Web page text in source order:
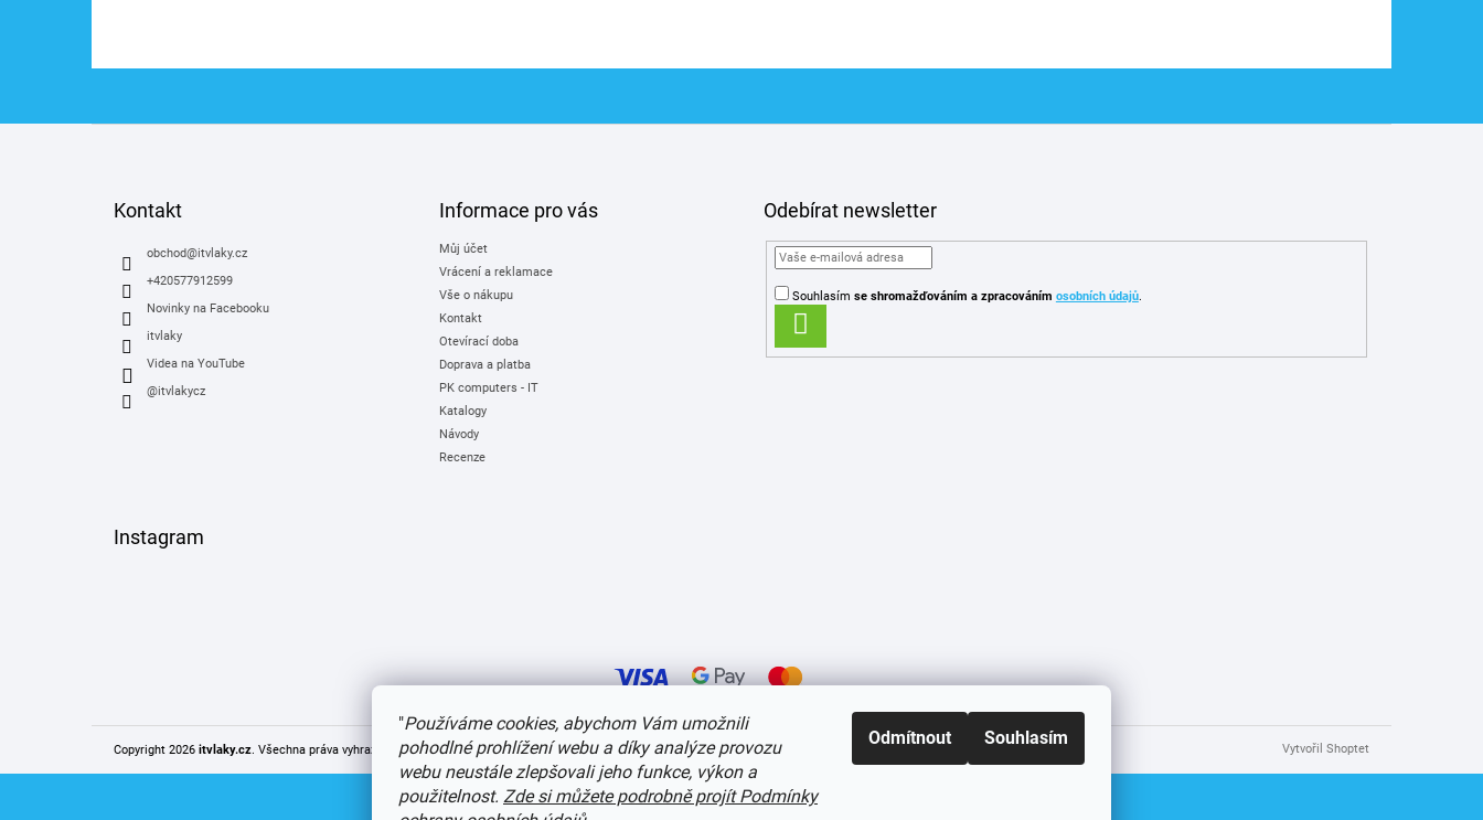
"Používáme cookies, abychom Vám umožnili
pohodlné prohlížení webu a díky analýze provozu
webu neustále zlepšovali jeho funkce, výkon a
použitelnost. Zde si můžete podrobně projít Podmínky
Odmítnout Souhlasím
Kontakt
obchod@itvlaky.cz
+420577912599
Novinky na Facebooku
itvlaky
Videa na YouTube
@itvlakycz
Informace pro vás
Můj účet
Vrácení a reklamace
Vše o nákupu
Kontakt
Otevírací doba
Doprava a platba
PK computers - IT
Katalogy
Návody
Recenze
Odebírat newsletter
Souhlasím se shromažďováním a zpracováním osobních údajů.
SE
Instagram
Vytvořil Shoptet
Copyright 2026 itvlaky.cz. Všechna práva vyhrazena.Upravit nastavení cookies